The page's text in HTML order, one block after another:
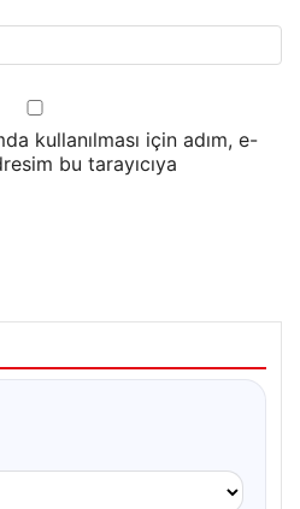
kullanılması için adım, e-
bu tarayıcıya